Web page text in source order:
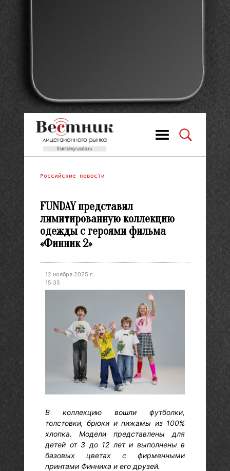
Российские новости
FUNDAY представил
лимитированную коллекцию
одежды с героями фильма
«Финник 2»
12 ноября 2025 г.
15:35
В коллекцию вошли футболки,
толстовки, брюки и пижамы из 100%
хлопка. Модели представлены для
детей от 3 до 12 лет и выполнены в
базовых цветах с фирменными
принтами Финника и его друзей.